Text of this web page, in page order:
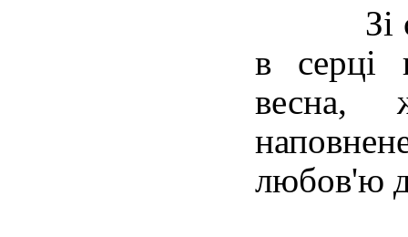
Зі
в серці
весна,
любов'ю